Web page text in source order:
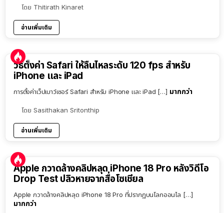
โดย Thitirath Kinaret
อ่านเพิ่มเติม
วิธีตั้งค่า Safari ให้ลื่นไหลระดับ 120 fps สำหรับ
iPhone และ iPad
การตั้งค่าเว็ปเบาว์เซอร์ Safari สำหรับ iPhone และ iPad […] มากกว่า
โดย Sasithakan Sritonthip
อ่านเพิ่มเติม
Apple กวาดล้างคลิปหลุด iPhone 18 Pro หลังวิดีโอ
Drop Test ปลิวหายจากสื่อโซเชียล
Apple กวาดล้างคลิปหลุด iPhone 18 Pro ที่ปรากฏบนโลกออนไล […]
มากกว่า